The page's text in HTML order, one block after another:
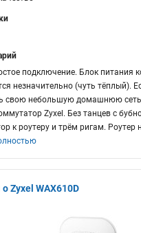
подключение. Блок питания
незначительно (чуть тёплый).
свою небольшую домашнюю
Zyxel. Без танцев с
к роутеру и трём ригам. Роутер
Zyxel WAX610D